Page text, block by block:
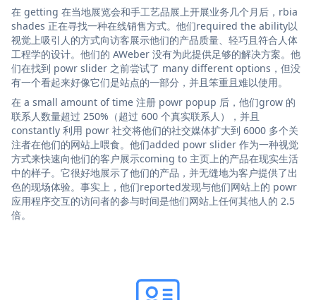
在 getting 在当地展览会和手工艺品展上开展业务几个月后，rbia
shades 正在寻找一种在线销售方式。他们required the ability以
视觉上吸引人的方式向访客展示他们的产品质量、轻巧且符合人体
工程学的设计。他们的 AWeber 没有为此提供足够的解决方案。他
们在找到 powr slider 之前尝试了 many different options，但没
有一个看起来好像它们是站点的一部分，并且笨重且难以使用。
在 a small amount of time 注册 powr popup 后，他们grow 的
联系人数量超过 250%（超过 600 个真实联系人），并且
constantly 利用 powr 社交将他们的社交媒体扩大到 6000 多个关
注者在他们的网站上喂食。他们added powr slider 作为一种视觉
方式来快速向他们的客户展示coming to 主页上的产品在现实生活
中的样子。它很好地展示了他们的产品，并无缝地为客户提供了出
色的现场体验。事实上，他们reported发现与他们网站上的 powr
应用程序交互的访问者的参与时间是他们网站上任何其他人的 2.5
倍。